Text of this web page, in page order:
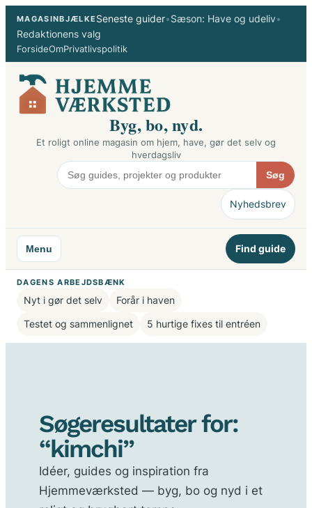
indhold
MAGASINBJÆLKE Seneste guider•Sæson: Have og udeliv•
Redaktionens valg
ForsideOmPrivatlivspolitik
Byg, bo, nyd.
Et roligt online magasin om hjem, have, gør det selv og
hverdagsliv
Søg
Nyhedsbrev
Menu Find guide
DAGENS ARBEJDSBÆNK
Nyt i gør det selv
Forår i haven
Testet og sammenlignet
5 hurtige fixes til entréen
Søgeresultater for:
“kimchi”
Idéer, guides og inspiration fra
Hjemmeværksted — byg, bo og nyd i et